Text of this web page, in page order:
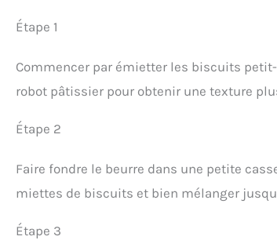
Étape 1
Commencer par émietter les biscuits petit-
robot pâtissier pour obtenir une texture
Étape 2
Faire fondre le beurre dans une petite
miettes de biscuits et bien mélanger
Étape 3